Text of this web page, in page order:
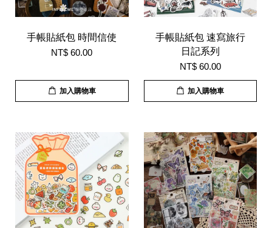
手帳貼紙包 時間信使
NT$ 60.00
加入購物車
手帳貼紙包 速寫旅行
日記系列
NT$ 60.00
加入購物車